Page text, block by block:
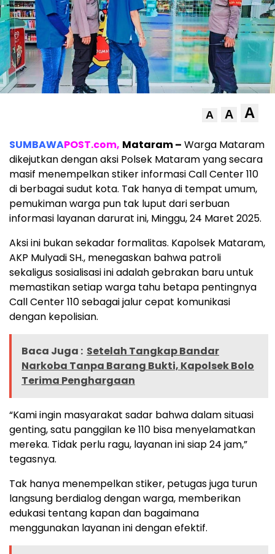
A A A
SUMBAWAPOST.com, Mataram – Warga Mataram
dikejutkan dengan aksi Polsek Mataram yang secara
masif menempelkan stiker informasi Call Center 110
di berbagai sudut kota. Tak hanya di tempat umum,
pemukiman warga pun tak luput dari serbuan
informasi layanan darurat ini, Minggu, 24 Maret 2025.
Aksi ini bukan sekadar formalitas. Kapolsek Mataram,
AKP Mulyadi SH., menegaskan bahwa patroli
sekaligus sosialisasi ini adalah gebrakan baru untuk
memastikan setiap warga tahu betapa pentingnya
Call Center 110 sebagai jalur cepat komunikasi
dengan kepolisian.
Baca Juga : Setelah Tangkap Bandar
Narkoba Tanpa Barang Bukti, Kapolsek Bolo
Terima Penghargaan
“Kami ingin masyarakat sadar bahwa dalam situasi
genting, satu panggilan ke 110 bisa menyelamatkan
mereka. Tidak perlu ragu, layanan ini siap 24 jam,”
tegasnya.
Tak hanya menempelkan stiker, petugas juga turun
langsung berdialog dengan warga, memberikan
edukasi tentang kapan dan bagaimana
menggunakan layanan ini dengan efektif.